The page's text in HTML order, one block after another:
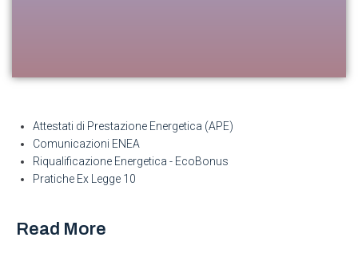
Attestati di Prestazione Energetica (APE)
Comunicazioni ENEA
Riqualificazione Energetica - EcoBonus
Pratiche Ex Legge 10
Read More